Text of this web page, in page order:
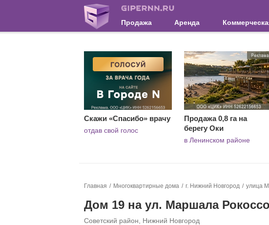
Продажа Аренда
Скажи «Спасибо» врачу
отдав свой голос
Продажа 0,8 га на
берегу Оки
в Ленинском районе
Главная Многоквартирные дома г. Нижний Новгород улица
Дом 19 на ул. Маршала
Советский район, Нижний Новгород